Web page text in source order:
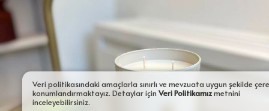
Koltuklar / Puf&Bank
Duvar Aksesuarları/Aynalar
Aydınlatmalar
Veri politikasındaki amaçlarla sınırlı ve mevzuata uygun şekilde
konumlandırmaktayız. Detaylar için Veri Politikamızmetnini
inceleyebilirsiniz.